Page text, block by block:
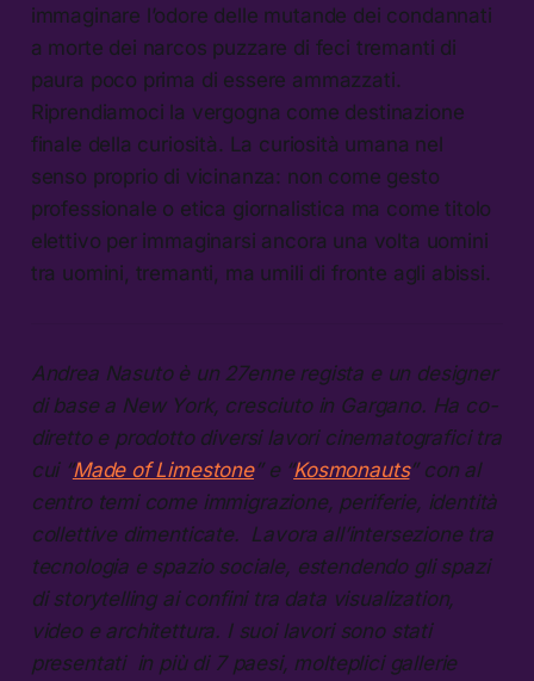
immaginare l’odore delle mutande dei condannati
a morte dei narcos puzzare di feci tremanti di
paura poco prima di essere ammazzati.
Riprendiamoci la vergogna come destinazione
finale della curiosità. La curiosità umana nel
senso proprio di vicinanza: non come gesto
professionale o etica giornalistica ma come titolo
elettivo per immaginarsi ancora una volta uomini
tra uomini, tremanti, ma umili di fronte agli abissi.
Andrea Nasuto è un 27enne regista e un designer
di base a New York, cresciuto in Gargano. Ha co-
diretto e prodotto diversi lavori cinematografici tra
cui “Made of Limestone” e “Kosmonauts” con al
centro temi come immigrazione, periferie, identità
collettive dimenticate. Lavora all’intersezione tra
tecnologia e spazio sociale, estendendo gli spazi
di storytelling ai confini tra data visualization,
video e architettura. I suoi lavori sono stati
presentati in più di 7 paesi, molteplici gallerie